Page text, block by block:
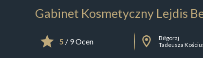
Gabinet Kosmetyczny Lejdis
5 / 9 Ocen
Biłgoraj
Tadeusza